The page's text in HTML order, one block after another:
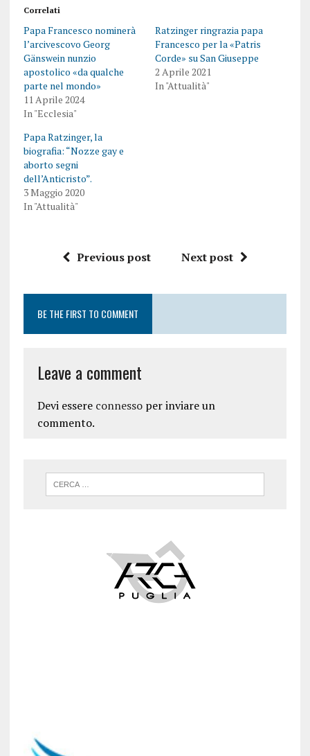
Correlati
Papa Francesco nominerà
l’arcivescovo Georg
Gänswein nunzio
apostolico «da qualche
parte nel mondo»
11 Aprile 2024
In "Ecclesia"
Ratzinger ringrazia papa
Francesco per la «Patris
Corde» su San Giuseppe
2 Aprile 2021
In "Attualità"
Papa Ratzinger, la
biografia: “Nozze gay e
aborto segni
dell’Anticristo”.
3 Maggio 2020
In "Attualità"
Previous post Next post
BE THE FIRST TO COMMENT
Leave a comment
Devi essere connessoper inviare un
commento.